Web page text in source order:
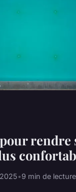
rendre
•9 min de lecture